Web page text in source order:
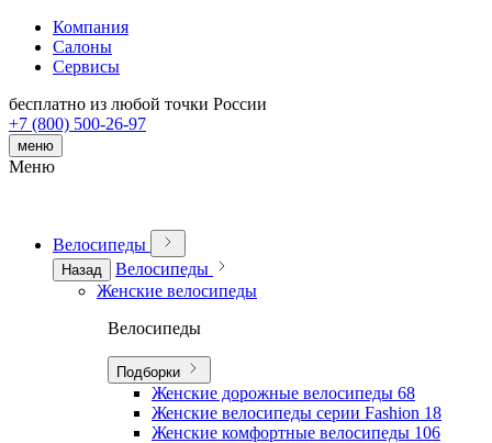
Компания
Салоны
Сервисы
бесплатно из любой точки России
+7 (800) 500-26-97
меню
Меню
Велосипеды
Назад
Велосипеды
Женские велосипеды
Велосипеды
Подборки
Женские дорожные велосипеды 68
Женские велосипеды серии Fashion 18
Женские комфортные велосипеды 106